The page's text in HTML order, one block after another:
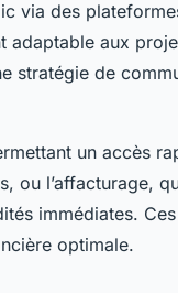
via des
aux
stratégie de
un accès
ou l’affacturage,
immédiates.
optimale.